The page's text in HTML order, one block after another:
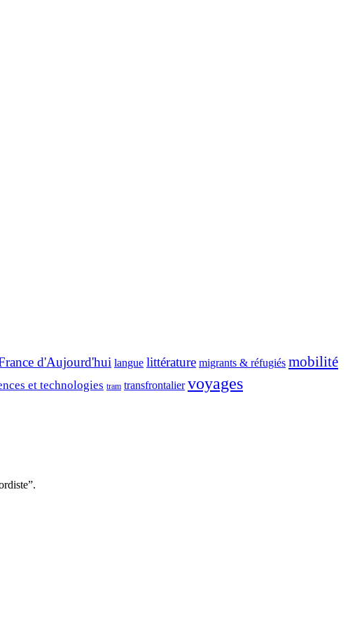
d'Aujourd'hui langue littérature migrants & réfugiés mobilité
et technologies tram transfrontalier voyages